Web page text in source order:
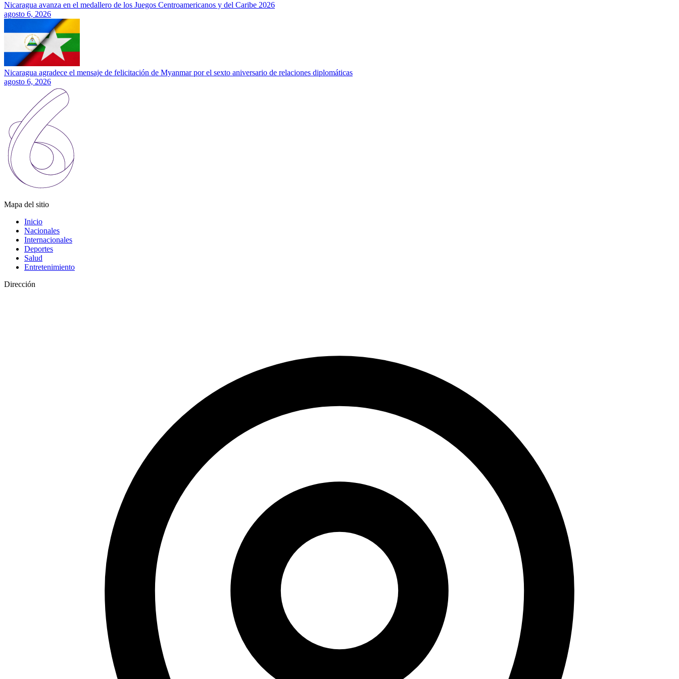
Nicaragua avanza en el medallero de los Juegos Centroamericanos y del Caribe 2026
agosto 6, 2026
Nicaragua agradece el mensaje de felicitación de Myanmar por el sexto aniversario de relaciones diplomáticas
agosto 6, 2026
Mapa del sitio
Inicio
Nacionales
Internacionales
Deportes
Salud
Entretenimiento
Dirección